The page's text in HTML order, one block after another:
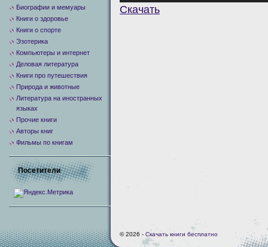
Скачать
Биографии и мемуары
Книги о здоровье
Книги о спорте
Эзотерика
Компьютеры и интернет
Деловая литература
Книги про путешествия
Природа и животные
Литература на иностранных
языках
Прочие книги
Авторы книг
Фильмы по книгам
Посетители
© 2026 - Скачать книги бесплатно